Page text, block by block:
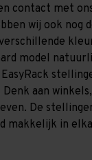
contact met
wij ook nog
model
aan
De
makkelijk in